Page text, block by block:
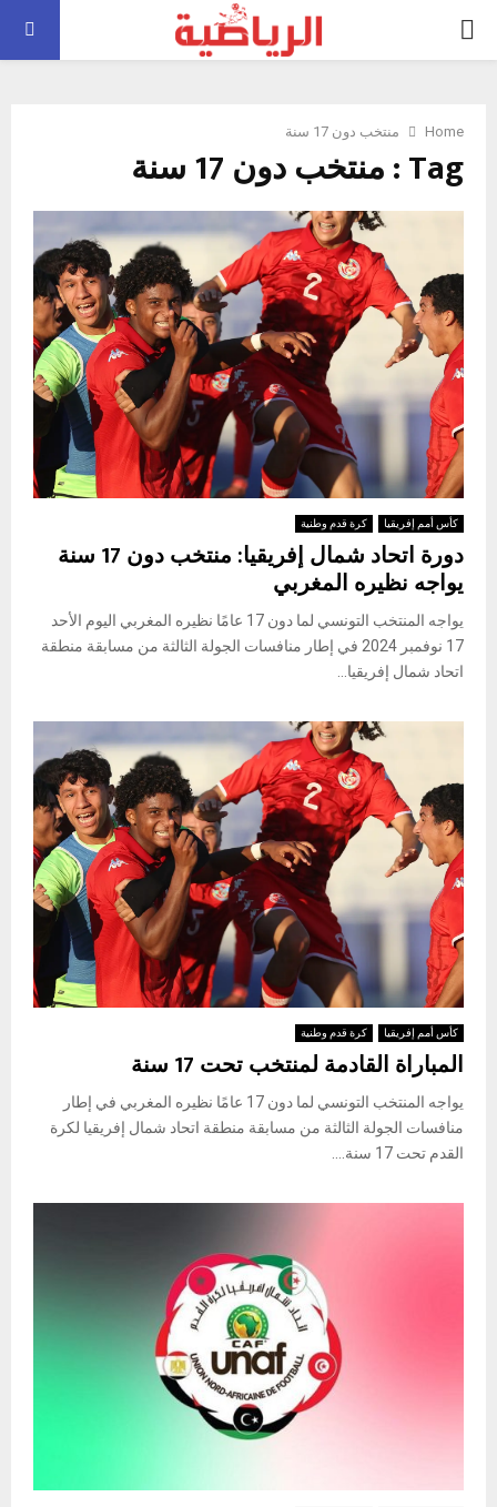
PRIMARY
Home منتخب دون 17 سنة
Tag : منتخب دون 17 سنة
كأس أمم إفريقيا كرة قدم وطنية
دورة اتحاد شمال إفريقيا: منتخب دون 17 سنة
يواجه نظيره المغربي
يواجه المنتخب التونسي لما دون 17 عامًا نظيره المغربي اليوم الأحد
17 نوفمبر 2024 في إطار منافسات الجولة الثالثة من مسابقة منطقة
اتحاد شمال إفريقيا...
كأس أمم إفريقيا كرة قدم وطنية
المباراة القادمة لمنتخب تحت 17 سنة
يواجه المنتخب التونسي لما دون 17 عامًا نظيره المغربي في إطار
منافسات الجولة الثالثة من مسابقة منطقة اتحاد شمال إفريقيا لكرة
القدم تحت 17 سنة....